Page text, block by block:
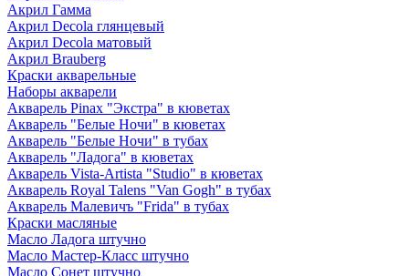
Акрил Гамма
Акрил Decola глянцевый
Акрил Decola матовый
Акрил Brauberg
Краски акварельные
Наборы акварели
Акварель Pinax "Экстра" в кюветах
Акварель "Белые Ночи" в кюветах
Акварель "Белые Ночи" в тубах
Акварель "Ладога" в кюветах
Акварель Vista-Artista "Studio" в кюветах
Акварель Royal Talens "Van Gogh" в тубах
Акварель Малевичъ "Frida" в тубах
Краски масляные
Масло Ладога штучно
Масло Мастер-Класс штучно
Масло Сонет штучно